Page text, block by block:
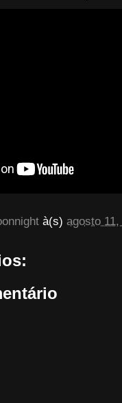
à(s) agosto 11,